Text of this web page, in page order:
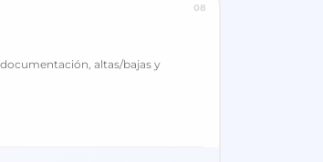
08
altas/bajas y